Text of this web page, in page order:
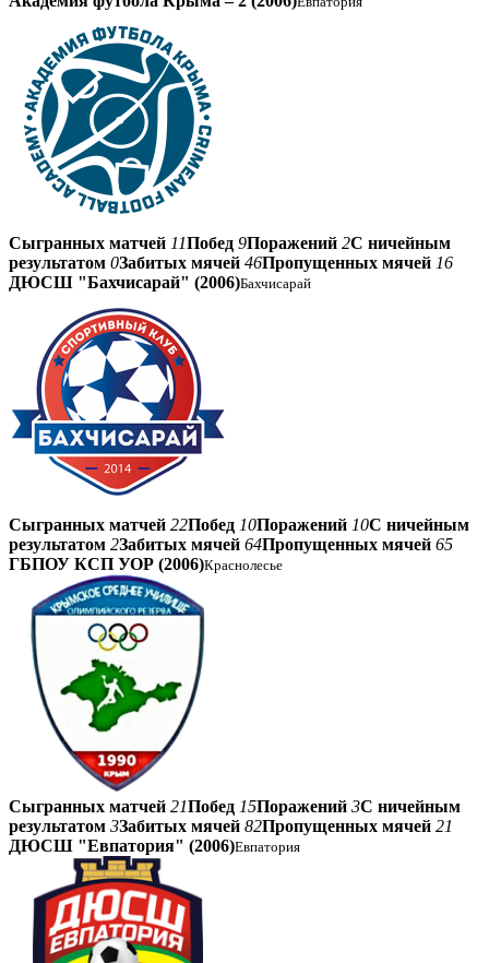
Сыгранных матчей 11Побед 9Поражений 2С ничейным
результатом 0Забитых мячей 46Пропущенных мячей 16
ДЮСШ "Бахчисарай" (2006)Бахчисарай
Сыгранных матчей 22Побед 10Поражений 10С ничейным
результатом 2Забитых мячей 64Пропущенных мячей 65
ГБПОУ КСП УОР (2006)Краснолесье
Сыгранных матчей 21Побед 15Поражений 3С ничейным
результатом 3Забитых мячей 82Пропущенных мячей 21
ДЮСШ "Евпатория" (2006)Евпатория